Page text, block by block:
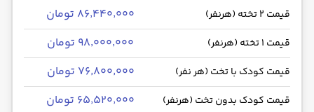
قیمت 2 تخته (هرنفر) ۸۶٬۴۴۰٬۰۰۰ تومان
قیمت 1 تخته (هرنفر) ۹۸٬۰۰۰٬۰۰۰ تومان
قیمت کودک با تخت (هر نفر) ۷۶٬۸۰۰٬۰۰۰ تومان
قیمت کودک بدون تخت (هرنفر) ۶۵٬۵۲۰٬۰۰۰ تومان